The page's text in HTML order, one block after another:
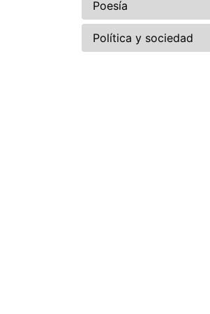
Poesía
Política y sociedad